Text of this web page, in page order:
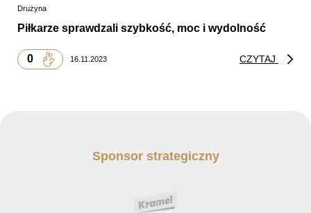
Drużyna
Piłkarze sprawdzali szybkość, moc i wydolność
0 16.11.2023 CZYTAJ
Sponsor strategiczny